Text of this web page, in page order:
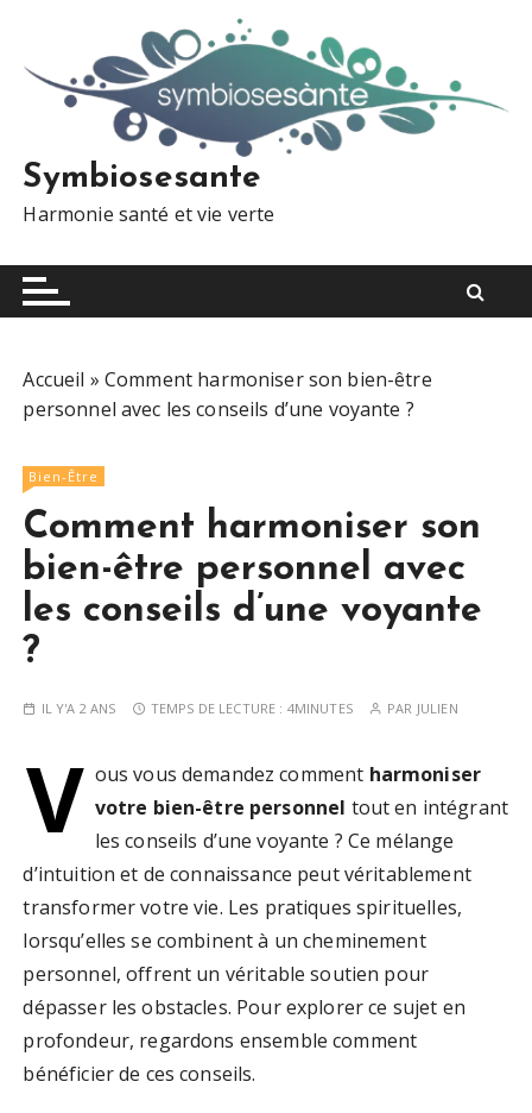
Symbiosesante
Harmonie santé et vie verte
Accueil » Comment harmoniser son bien-être
personnel avec les conseils d’une voyante ?
Bien-Être
Comment harmoniser son
bien-être personnel avec
les conseils d’une voyante
?
IL Y'A 2 ANS TEMPS DE LECTURE : 4MINUTES PAR JULIEN
V ous vous demandez comment harmoniser
votre bien-être personnel tout en intégrant
les conseils d’une voyante ? Ce mélange
d’intuition et de connaissance peut véritablement
transformer votre vie. Les pratiques spirituelles,
lorsqu’elles se combinent à un cheminement
personnel, offrent un véritable soutien pour
dépasser les obstacles. Pour explorer ce sujet en
profondeur, regardons ensemble comment
bénéficier de ces conseils.